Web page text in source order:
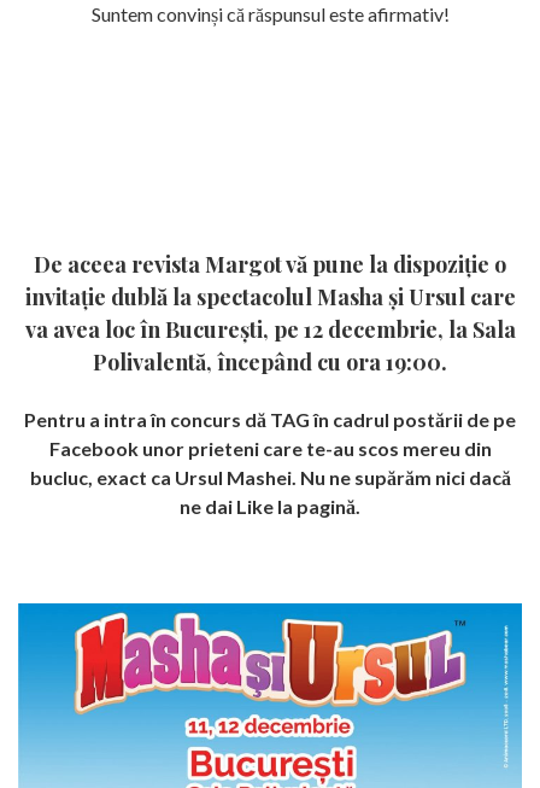
Suntem convinși că răspunsul este afirmativ!
De aceea revista Margot vă pune la dispoziție o
invitație dublă la spectacolul Masha și Ursul care
va avea loc în București, pe 12 decembrie, la Sala
Polivalentă, începând cu ora 19:00.
Pentru a intra în concurs dă TAG în cadrul postării de pe
Facebook unor prieteni care te-au scos mereu din
bucluc, exact ca Ursul Mashei. Nu ne supărăm nici dacă
ne dai Like la pagină.